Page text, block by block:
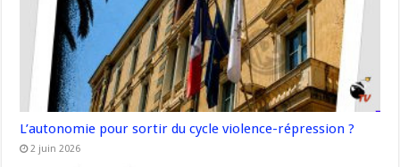
L’autonomie pour sortir du cycle violence-répression ?
2 juin 2026